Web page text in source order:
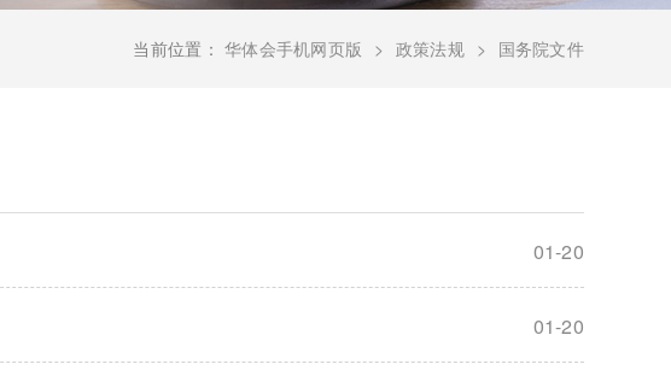
当前位置： 华体会手机网页版 政策法规 国务院文件
01-20
01-20